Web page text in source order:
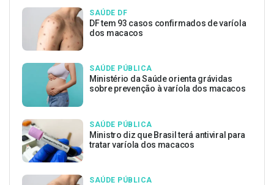
SAÚDE DF
DF tem 93 casos confirmados de varíola
dos macacos
SAÚDE PÚBLICA
Ministério da Saúde orienta grávidas
sobre prevenção à varíola dos macacos
SAÚDE PÚBLICA
Ministro diz que Brasil terá antiviral para
tratar varíola dos macacos
SAÚDE PÚBLICA